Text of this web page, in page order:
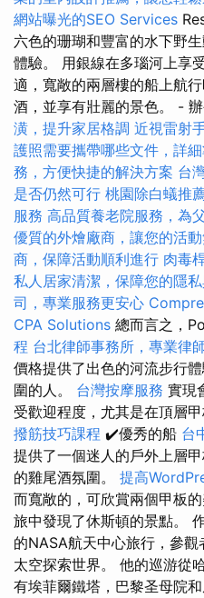
網站曝光的SEO Services
六色的珊瑚和豐富的水下野
體驗。 用銀線在多瑙河上享
適，寬敞的兩層樓的船上航
酒，並享有壯麗的景色。 -
潢，提升家居格調 近視雷射
護照需要攜帶哪些文件，詳
務，方便快捷的解決方案 台
是否仍然可行 桃園除白蟻推
服務 高品質養老院服務，為
優質的外燴廠商，讓您的活
商，保障活動順利進行 肉毒
私人居家清潔，保障您的隱
司，專業服務更安心
CPA Solutions 總而言之，
程 台北律師事務所，專業律
價格提供了出色的河流步行
圍的人。 台灣按摩服務 實現
受歡迎程度，尤其是在頂層
撥筋技巧課程 ✔️優秀的船 台
提供了一個迷人的戶外上層
的雞尾酒氛圍。 提高
而寬敞的，可欣賞兩個甲板
旅中發現了休斯頓的景點。
的NASA航天中心旅行，參
太空探索世界。 他的巡游從
有埃菲爾鐵塔，巴黎圣母院